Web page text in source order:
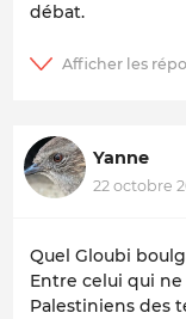
débat.
Yanne
22 octobre
Quel Gloubi
Entre celui qui
Palestiniens des